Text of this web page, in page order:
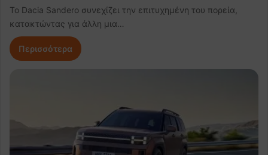
Το Dacia Sandero συνεχίζει την επιτυχημένη του πορεία,
κατακτώντας για άλλη μια…
Περισσότερα